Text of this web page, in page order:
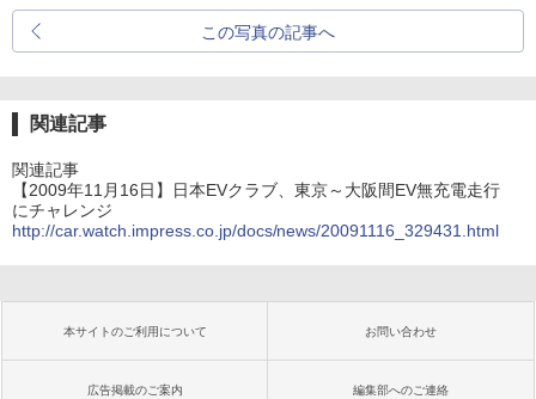
この写真の記事へ
関連記事
関連記事
【2009年11月16日】日本EVクラブ、東京～大阪間EV無充電走行
にチャレンジ
http://car.watch.impress.co.jp/docs/news/20091116_329431.html
本サイトのご利用について お問い合わせ
広告掲載のご案内 編集部へのご連絡